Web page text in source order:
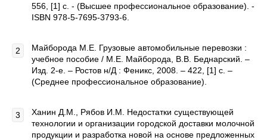
556, [1] с. - (Высшее профессиональное образование). -
ISBN 978-5-7695-3793-6.
Майборода М.Е. Грузовые автомобильные перевозки :
учебное пособие / М.Е. Майборода, В.В. Беднарский. –
Изд. 2-е. – Ростов н/Д : Феникс, 2008. – 422, [1] c. –
(Среднее профессиональное образование).
Ханин Д.М., Рябов И.М. Недостатки существующей
технологии и организации городской доставки молочной
продукции и разработка новой на основе предложенных